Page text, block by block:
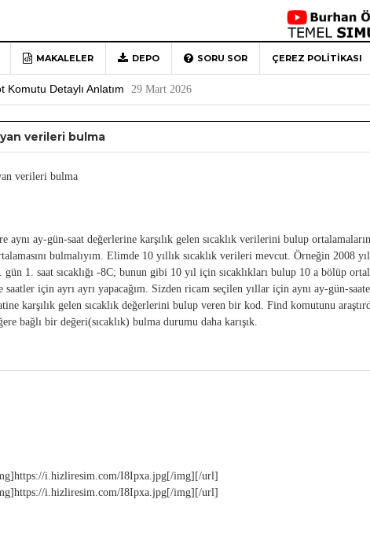
MAKALELER DEPO SORU SOR ÇEREZ POLITIKASI
MATLAB Türkiye’ye Veda 4 Mayıs 2026
Komutu Detaylı Anlatım 29 Mart 2026
Rehberi 4 Aralık 2020
2020
verileri bulma
verileri bulma
aynı ay-gün-saat değerlerine karşılık gelen sıcaklık verilerini bulup
bulmalıyım. Elimde 10 yıllık sıcaklık verileri mevcut. Örneğin 2008
gün 1. saat sıcaklığı -8C; bunun gibi 10 yıl için sıcaklıkları bulup 10 a bölüp
için ayrı ayrı yapacağım. Sizden ricam seçilen yıllar için aynı ay-gün-
karşılık gelen sıcaklık değerlerini bulup veren bir kod. Find komutunu
bağlı bir değeri(sıcaklık) bulma durumu daha karışık.
i.hizliresim.com/I8Ipxa.jpg[/img][/url]
i.hizliresim.com/I8Ipxa.jpg[/img][/url]